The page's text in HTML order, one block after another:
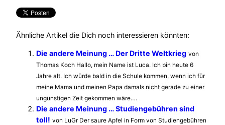
Ähnliche Artikel die Dich noch interessieren könnten:
Die andere Meinung … Der Dritte Weltkrieg von
Thomas Koch Hallo, mein Name ist Luca. Ich bin heute 6
Jahre alt. Ich würde bald in die Schule kommen, wenn ich für
meine Mama und meinen Papa damals nicht gerade zu einer
ungünstigen Zeit gekommen wäre….
Die andere Meinung … Studiengebühren sind
toll! von LuGr Der saure Apfel in Form von Studiengebühren